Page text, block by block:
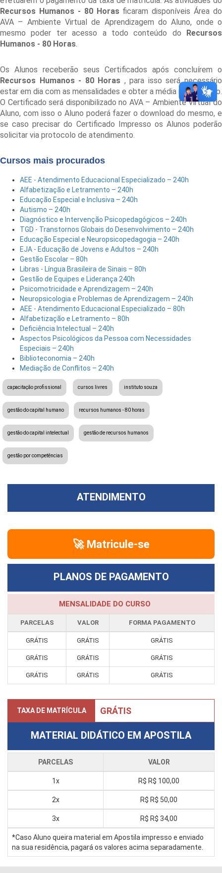
Recursos Humanos - 80 Horasficaram disponíveis Área do
AVA – Ambiente Virtual de Aprendizagem do Aluno, onde o
mesmo poder ter acesso a todo conteúdo do Recursos
Humanos - 80 Horas
Os Alunos receberão seus Certificados após concluírem o
Recursos Humanos - 80 Horas , para isso será necessário
estar em dia com as mensalidades e obter a média na avaliação.
O Certificado será disponibilizado no AVA – Ambiente Virtual do
Aluno, com isso o Aluno poderá fazer o download do mesmo, e
se caso precisar do Certificado Impresso os Alunos poderão
solicitar via protocolo de atendimento.
Cursos mais procurados
AEE - Atendimento Educacional Especializado – 240h
Alfabetização e Letramento – 240h
Educação Especial e Inclusiva – 240h
Autismo – 240h
Diagnóstico e Intervenção Psicopedagógicos – 240h
TGD - Transtornos Globais do Desenvolvimento – 240h
Educação Especial e Neuropsicopedagogia – 240h
EJA - Educação de Jovens e Adultos – 240h
Gestão Escolar – 80h
Libras - Língua Brasileira de Sinais – 80h
Gestão de Equipes e Liderança 240h
Psicomotricidade e Aprendizagem – 240h
Neuropsicologia e Problemas de Aprendizagem – 240h
AEE - Atendimento Educacional Especializado – 80h
Alfabetização e Letramento – 80h
Deficiência Intelectual – 240h
Aspectos Psicológicos da Pessoa com Necessidades
Especiais – 240h
Biblioteconomia – 240h
Mediação de Conflitos – 240h
capacitação profissional cursos livres instituto souza
gestão do capital humano recursos humanos - 80 horas
gestão do capital intelectual gestão de recursos humanos
gestão por competências
ATENDIMENTO
🚀 Matricule-se
PLANOS DE PAGAMENTO
MENSALIDADE DO CURSO
PARCELAS VALOR FORMA PAGAMENTO
GRÁTIS GRÁTIS GRÁTIS
GRÁTIS GRÁTIS GRÁTIS
GRÁTIS GRÁTIS GRÁTIS
TAXA DE MATRÍCULA GRÁTIS
MATERIAL DIDÁTICO EM APOSTILA
PARCELAS VALOR
1x R$ R$ 100,00
2x R$ R$ 50,00
3x R$ R$ 34,00
*Caso Aluno queira material em Apostila impresso e enviado
na sua residência, pagará os valores acima separadamente.